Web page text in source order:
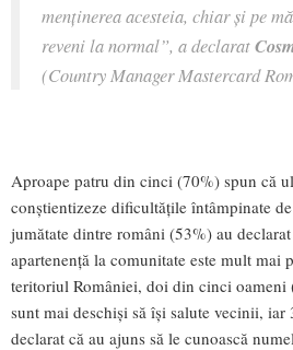
menținerea acesteia, chiar și pe
reveni la normal”, a declarat
(Country Manager Mastercard
Aproape patru din cinci (70%) spun că
conștientizeze dificultățile întâmpinate
jumătate dintre români (53%) au
apartenență la comunitate este mult mai
teritoriul României, doi din cinci oameni
sunt mai deschiși să își salute vecinii, iar
declarat că au ajuns să le cunoască